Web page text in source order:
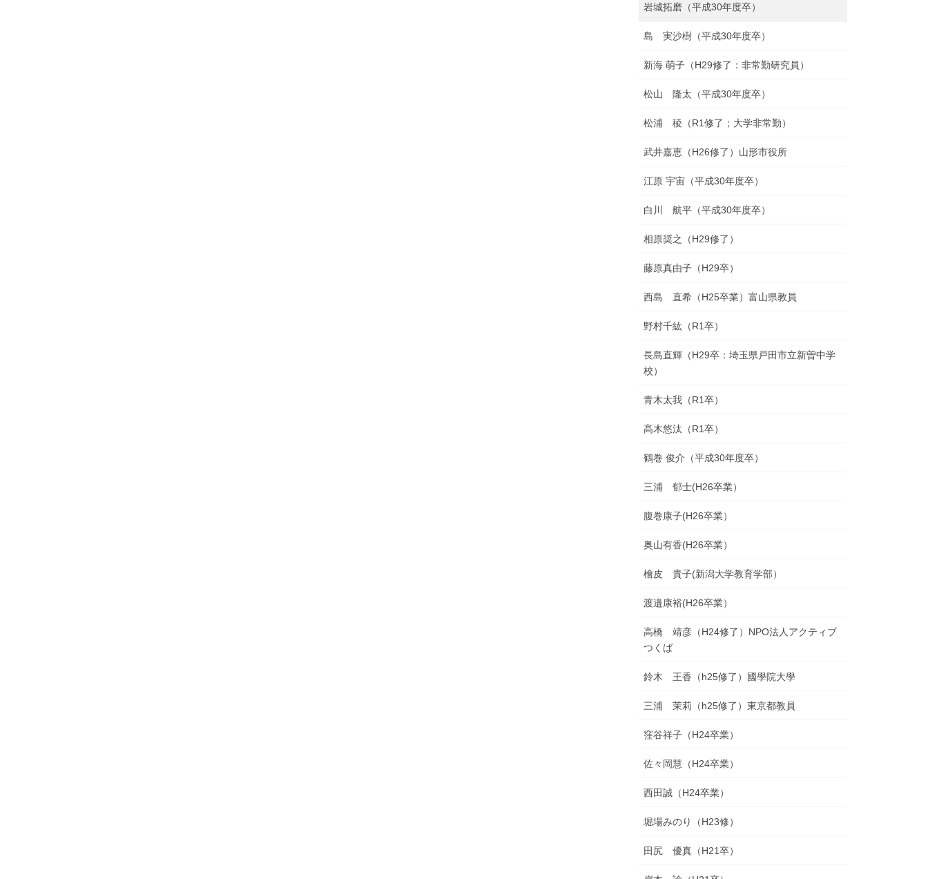
岩城拓磨（平成30年度卒）
島 実沙樹（平成30年度卒）
新海 萌子（H29修了：非常勤研究員）
松山 隆太（平成30年度卒）
松浦 稜（R1修了；大学非常勤）
武井嘉恵（H26修了）山形市役所
江原 宇宙（平成30年度卒）
白川 航平（平成30年度卒）
相原奨之（H29修了）
藤原真由子（H29卒）
西島 直希（H25卒業）富山県教員
野村千紘（R1卒）
長島直輝（H29卒：埼玉県戸田市立新曽中学
校）
青木太我（R1卒）
髙木悠汰（R1卒）
鶴巻 俊介（平成30年度卒）
三浦 郁士(H26卒業）
腹巻康子(H26卒業）
奥山有香(H26卒業）
檜皮 貴子(新潟大学教育学部）
渡邉康裕(H26卒業）
高橋 靖彦（H24修了）NPO法人アクティブ
つくば
鈴木 王香（h25修了）國學院大學
三浦 茉莉（h25修了）東京都教員
窪谷祥子（H24卒業）
佐々岡慧（H24卒業）
西田誠（H24卒業）
堀場みのり（H23修）
田尻 優真（H21卒）